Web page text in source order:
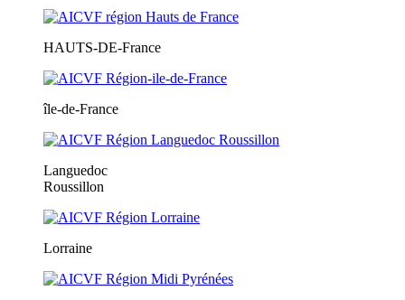
HAUTS-DE-France
île-de-France
Languedoc
Roussillon
Lorraine